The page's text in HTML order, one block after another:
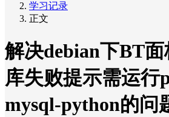
学习记录
正文
解决debian下BT
库失败提示需运行
mysql-python的问